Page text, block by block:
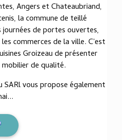
Angers et Chateaubriand,
la commune de teillé
de portes ouvertes,
commerces de la ville. C'est
Groizeau de présenter
de qualité.
SARl vous propose également